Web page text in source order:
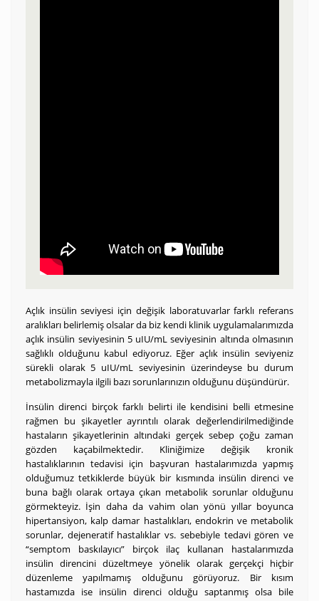
Açlık insülin seviyesi için değişik laboratuvarlar farklı referans
aralıkları belirlemiş olsalar da biz kendi klinik uygulamalarımızda
açlık insülin seviyesinin 5 uIU/mL seviyesinin altında olmasının
sağlıklı olduğunu kabul ediyoruz. Eğer açlık insülin seviyeniz
sürekli olarak 5 uIU/mL seviyesinin üzerindeyse bu durum
metabolizmayla ilgili bazı sorunlarınızın olduğunu düşündürür.
İnsülin direnci birçok farklı belirti ile kendisini belli etmesine
rağmen bu şikayetler ayrıntılı olarak değerlendirilmediğinde
hastaların şikayetlerinin altındaki gerçek sebep çoğu zaman
gözden kaçabilmektedir. Kliniğimize değişik kronik
hastalıklarının tedavisi için başvuran hastalarımızda yapmış
olduğumuz tetkiklerde büyük bir kısmında insülin direnci ve
buna bağlı olarak ortaya çıkan metabolik sorunlar olduğunu
görmekteyiz. İşin daha da vahim olan yönü yıllar boyunca
hipertansiyon, kalp damar hastalıkları, endokrin ve metabolik
sorunlar, dejeneratif hastalıklar vs. sebebiyle tedavi gören ve
“semptom baskılayıcı” birçok ilaç kullanan hastalarımızda
insülin direncini düzeltmeye yönelik olarak gerçekçi hiçbir
düzenleme yapılmamış olduğunu görüyoruz. Bir kısım
hastamızda ise insülin direnci olduğu saptanmış olsa bile